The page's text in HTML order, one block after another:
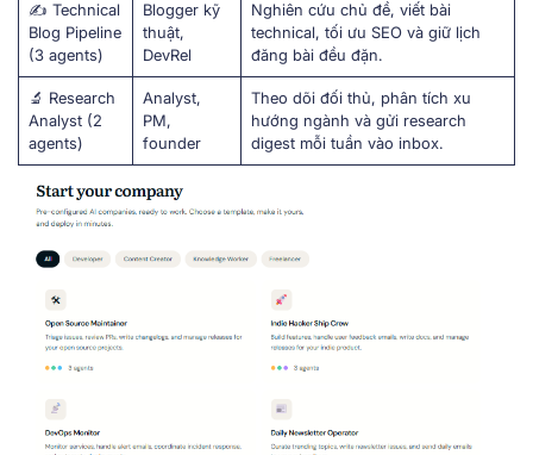
✍️ Technical
Blog Pipeline
(3 agents)
Blogger kỹ
thuật,
DevRel
Nghiên cứu chủ đề, viết bài
technical, tối ưu SEO và giữ lịch
đăng bài đều đặn.
🔬 Research
Analyst (2
agents)
Analyst,
PM,
founder
Theo dõi đối thủ, phân tích xu
hướng ngành và gửi research
digest mỗi tuần vào inbox.